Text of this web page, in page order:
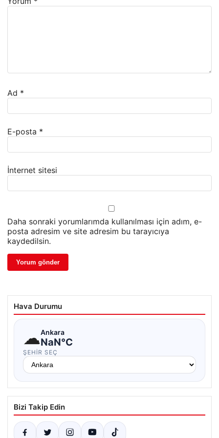
Ad *
E-posta *
İnternet sitesi
Daha sonraki yorumlarımda kullanılması için adım, e-
posta adresim ve site adresim bu tarayıcıya
kaydedilsin.
Hava Durumu
☁Ankara
NaN°C
ŞEHIR SEÇ
Bizi Takip Edin